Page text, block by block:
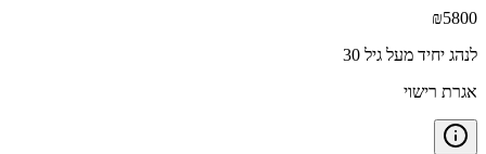
₪5800
לנהג יחיד מעל גיל 30
אגרת רישוי